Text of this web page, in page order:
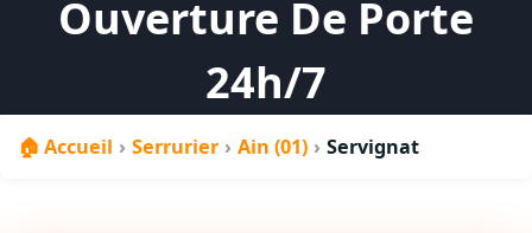
Ouverture De Porte
24h/7
🏠 Accueil › Serrurier › Ain (01) › Servignat